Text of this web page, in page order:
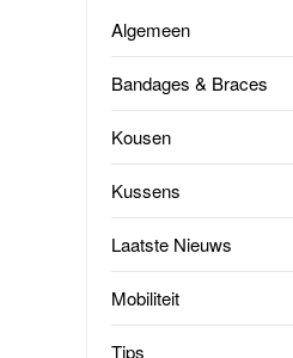
Algemeen
Bandages & Braces
Kousen
Kussens
Laatste Nieuws
Mobiliteit
Tips